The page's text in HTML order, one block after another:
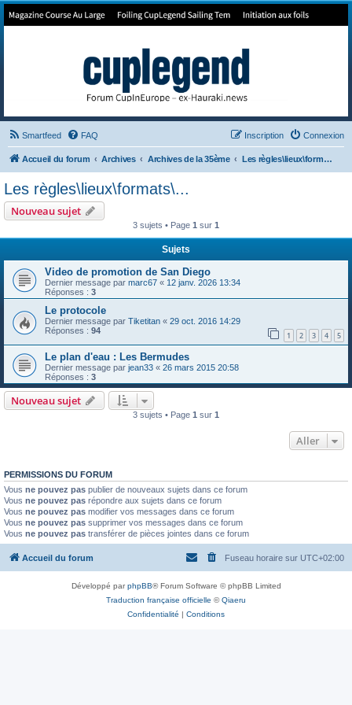
Forum de Cup In Europe
Smartfeed FAQ Connexion
Inscription
Accueil du forum Archives Archives de la 35ème Les règles\lieux\formats\...
Les règles\lieux\formats\...
Nouveau sujet
3 sujets • Page 1 sur 1
Sujets
Video de promotion de San Diego
Dernier message par marc67 « 12 janv. 2026 13:34
Réponses : 3
Le protocole
Dernier message par Tiketitan « 29 oct. 2016 14:29
Réponses : 94 1 2 3 4 5
Le plan d'eau : Les Bermudes
Dernier message par jean33 « 26 mars 2015 20:58
Réponses : 3
Nouveau sujet
3 sujets • Page 1 sur 1
Aller
PERMISSIONS DU FORUM
Vous ne pouvez pas publier de nouveaux sujets dans ce forum
Vous ne pouvez pas répondre aux sujets dans ce forum
Vous ne pouvez pas modifier vos messages dans ce forum
Vous ne pouvez pas supprimer vos messages dans ce forum
Vous ne pouvez pas transférer de pièces jointes dans ce forum
Accueil du forum Fuseau horaire sur UTC+02:00
Développé parphpBB® Forum Software © phpBB Limited
Traduction française officielle ©Qiaeru
Confidentialité | Conditions